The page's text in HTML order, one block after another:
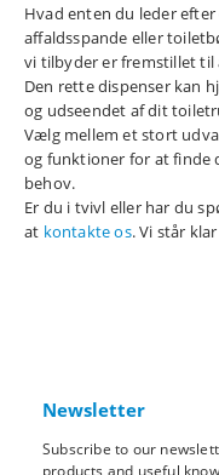
Hvad enten du leder
affaldsspande eller
vi tilbyder er fremstillet til
Den rette dispenser kan
og udseendet af dit
Vælg mellem et stort
og funktioner for at finde
behov.
Er du i tvivl eller har du
at kontakte os. Vi står
Newsletter
Subscribe to our
products and useful